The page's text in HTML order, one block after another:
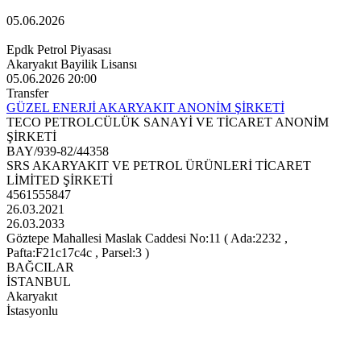
05.06.2026
Epdk Petrol Piyasası
Akaryakıt Bayilik Lisansı
05.06.2026 20:00
Transfer
GÜZEL ENERJİ AKARYAKIT ANONİM ŞİRKETİ
TECO PETROLCÜLÜK SANAYİ VE TİCARET ANONİM
ŞİRKETİ
BAY/939-82/44358
SRS AKARYAKIT VE PETROL ÜRÜNLERİ TİCARET
LİMİTED ŞİRKETİ
4561555847
26.03.2021
26.03.2033
Göztepe Mahallesi Maslak Caddesi No:11 ( Ada:2232 ,
Pafta:F21c17c4c , Parsel:3 )
BAĞCILAR
İSTANBUL
Akaryakıt
İstasyonlu